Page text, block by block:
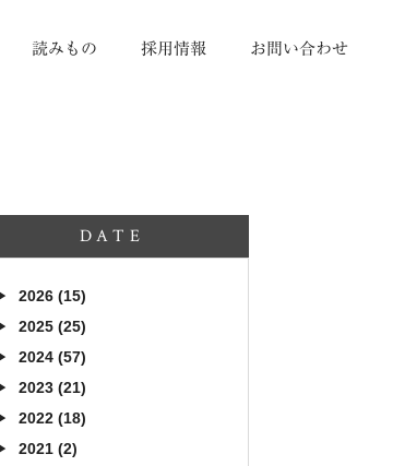
読みもの 採用情報 お問い合わせ
DATE
2026 (15)
2025 (25)
2024 (57)
2023 (21)
2022 (18)
2021 (2)